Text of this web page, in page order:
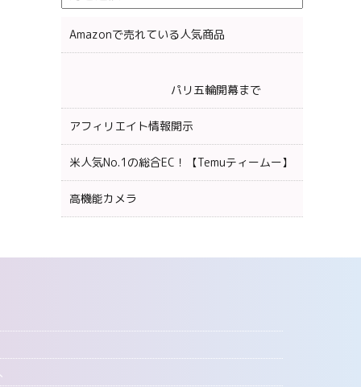
Amazonで売れている人気商品
パリ五輪開幕まで
アフィリエイト情報開示
米人気No.1の総合EC！【Temuティームー】
高機能カメラ